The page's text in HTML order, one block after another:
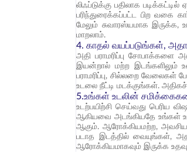
லிஃப்டுக்கு பதிலாக
பரிந்துரைக்கப்பட்ட பிற வகை
மேலும் சுவாரஸ்யமாக இருக்க,
மாறலாம்.
4. காதல் வயப்படுங்கள்,
அதி பராமரிப்பு சோபாக்களை
இயன்றால் மற்ற இடங்களிலும்
பராமரிப்பு, சில்லறை
உடலை நீட்டி மடக்குங்கள்.
5.உங்கள் உடலின்
உடற்பயிற்சி செய்வது பெரிய
ஆகியவை அடங்கியதே உங்கள்
ஆகும். ஆரோக்கியமற்ற,
படாத இடத்தில் வையுங்கள்,
ஆரோக்கியமாகவும் இருக்க